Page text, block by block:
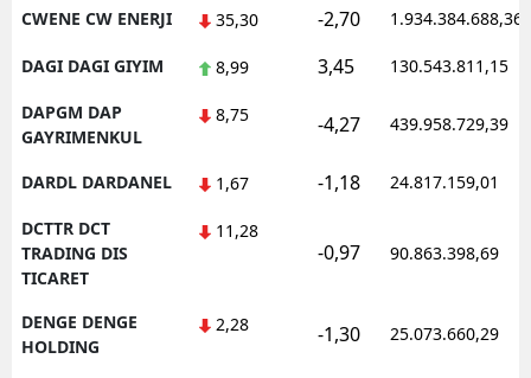
CWENE CW ENERJI 35,30 -2,70 1.934.384.688,36
DAGI DAGI GIYIM 8,99 3,45 130.543.811,15
DAPGM DAP
GAYRIMENKUL
8,75 -4,27 439.958.729,39
DARDL DARDANEL 1,67 -1,18 24.817.159,01
DCTTR DCT
TRADING DIS
TICARET
11,28
-0,97 90.863.398,69
DENGE DENGE
HOLDING
2,28 -1,30 25.073.660,29